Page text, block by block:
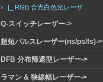
|_ RGB 合光白色光レーザ
Q-スイッチレーザー->
超短パルスレーザー(ns/ps/fs)->
DFB 分布帰還型レーザー->
ラマン & 狭線幅レーザー->